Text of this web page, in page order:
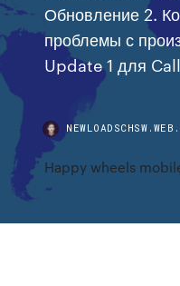
Обновление 2.
проблемы с
Update 1 для
Happy wheels